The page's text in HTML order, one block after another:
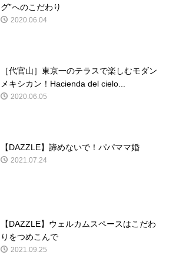
グ”へのこだわり
2020.06.04
［代官山］東京一のテラスで楽しむモダン
メキシカン！Hacienda del cielo...
2020.06.05
【DAZZLE】諦めないで！パパママ婚
2021.07.24
【DAZZLE】ウェルカムスペースはこだわ
りをつめこんで
2021.09.25